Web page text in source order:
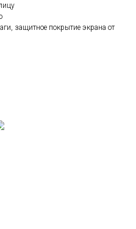
защитное покрытие экрана от